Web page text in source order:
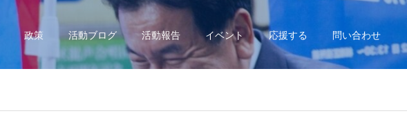
政策 活動ブログ 活動報告 イベント 応援する 問い合わせ